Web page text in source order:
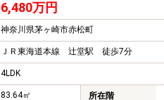
6,480万円
神奈川県茅ヶ崎市赤松町
ＪＲ東海道本線 辻堂駅 徒歩7分
4LDK
83.64㎡ 所在階